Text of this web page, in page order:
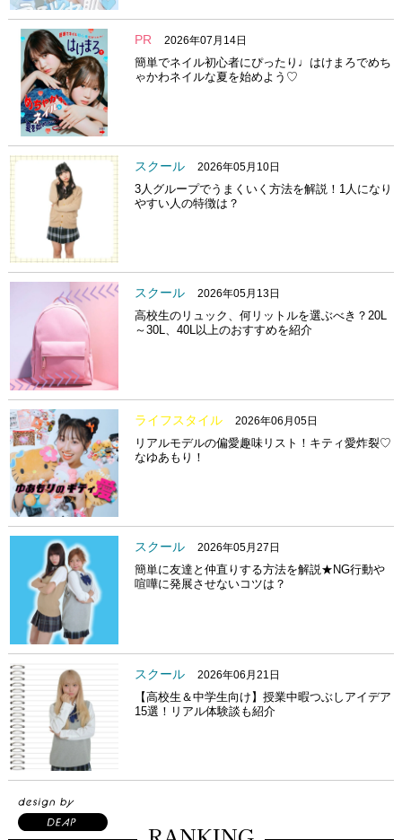
PR 2026年07月14日
簡単でネイル初心者にぴったり♩はけまろでめち
ゃかわネイルな夏を始めよう♡
スクール 2026年05月10日
3人グループでうまくいく方法を解説！1人になり
やすい人の特徴は？
スクール 2026年05月13日
高校生のリュック、何リットルを選ぶべき？20L
～30L、40L以上のおすすめを紹介
ライフスタイル 2026年06月05日
リアルモデルの偏愛趣味リスト！キティ愛炸裂♡
なゆあもり！
スクール 2026年05月27日
簡単に友達と仲直りする方法を解説★NG行動や
喧嘩に発展させないコツは？
スクール 2026年06月21日
【高校生＆中学生向け】授業中暇つぶしアイデア
15選！リアル体験談も紹介